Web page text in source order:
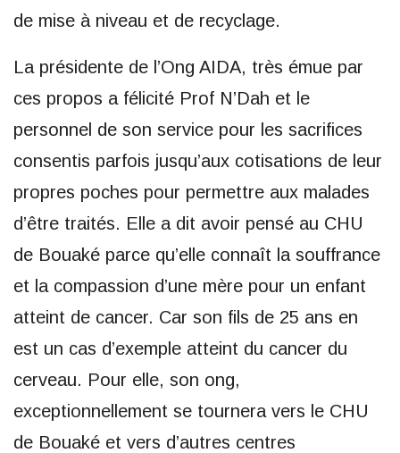
de mise à niveau et de recyclage.
La présidente de l’Ong AIDA, très émue par
ces propos a félicité Prof N’Dah et le
personnel de son service pour les sacrifices
consentis parfois jusqu’aux cotisations de leur
propres poches pour permettre aux malades
d’être traités. Elle a dit avoir pensé au CHU
de Bouaké parce qu’elle connaît la souffrance
et la compassion d’une mère pour un enfant
atteint de cancer. Car son fils de 25 ans en
est un cas d’exemple atteint du cancer du
cerveau. Pour elle, son ong,
exceptionnellement se tournera vers le CHU
de Bouaké et vers d’autres centres